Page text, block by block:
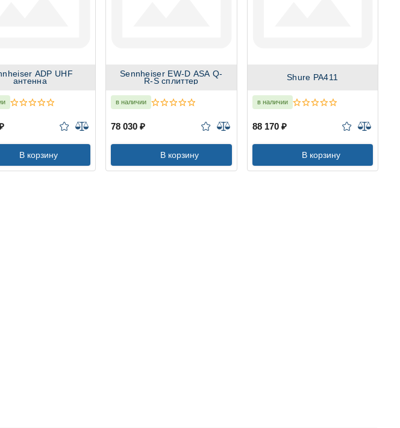
ADP UHF
антенна
В корзину
Sennheiser EW-D ASA Q-
R-S сплиттер
в наличии
78 030 ₽
В корзину
Shure PA411
в наличии
88 170 ₽
В корзину